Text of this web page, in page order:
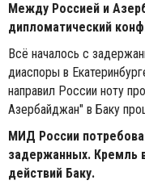
Между Россией и
дипломатический
Всё началось с
диаспоры в
направил России ноту
Азербайджан" в Баку
МИД России
задержанных. Кремль
действий Баку.